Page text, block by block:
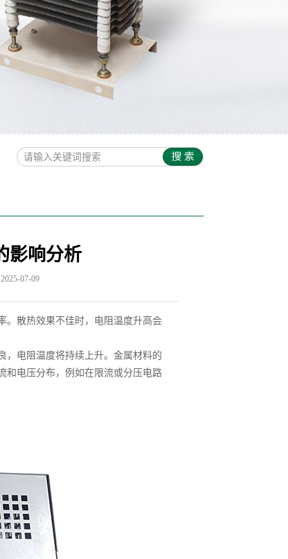
影响分析
07-09
。散热效果不佳时，电阻温度升高会
电阻温度将持续上升。金属材料的
和电压分布，例如在限流或分压电路